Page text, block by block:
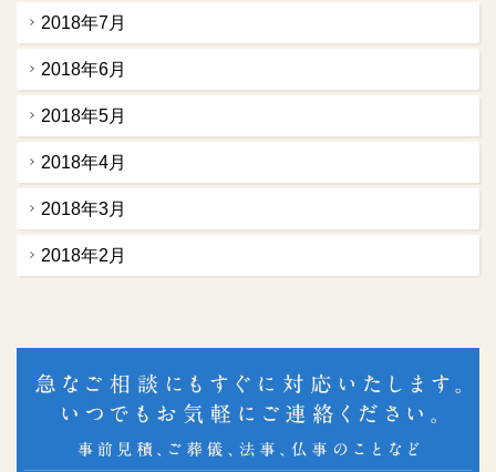
2018年7月
2018年6月
2018年5月
2018年4月
2018年3月
2018年2月